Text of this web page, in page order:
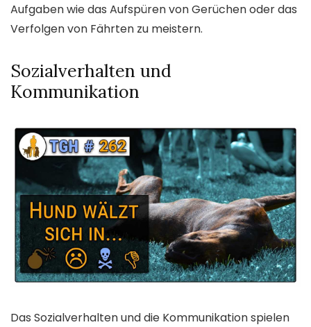
Aufgaben wie das Aufspüren von Gerüchen oder das
Verfolgen von Fährten zu meistern.
Sozialverhalten und
Kommunikation
Das Sozialverhalten und die Kommunikation spielen